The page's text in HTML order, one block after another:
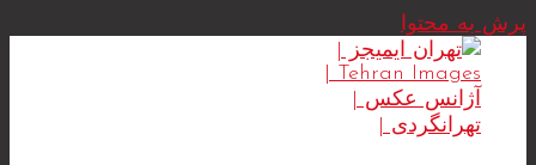
پرش به محتوا